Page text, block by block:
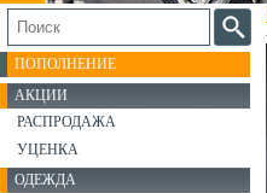
ПОПОЛНЕНИЕ
АКЦИИ
РАСПРОДАЖА
УЦЕНКА
ОДЕЖДА